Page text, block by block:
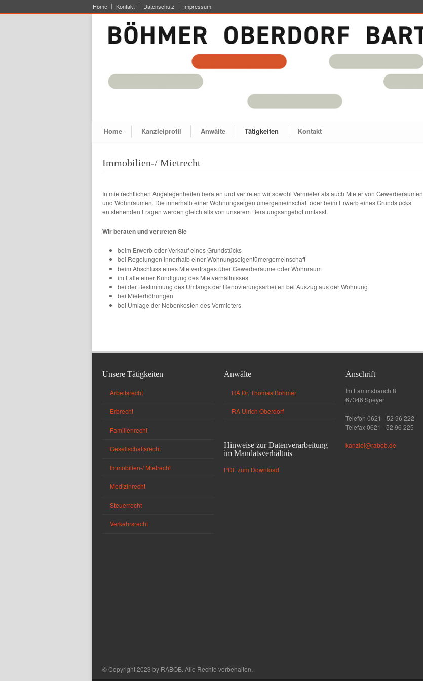
Home Kontakt Datenschutz Impressum
Home Kanzleiprofil Anwälte Tätigkeiten Kontakt
Immobilien-/ Mietrecht
In mietrechtlichen Angelegenheiten beraten und vertreten wir sowohl Vermieter als auch Mieter von Gewerberäumen
und Wohnräumen. Die innerhalb einer Wohnungseigentümergemeinschaft oder beim Erwerb eines Grundstücks
entstehenden Fragen werden gleichfalls von unserem Beratungsangebot umfasst.
Wir beraten und vertreten Sie
beim Erwerb oder Verkauf eines Grundstücks
bei Regelungen innerhalb einer Wohnungseigentümergemeinschaft
beim Abschluss eines Mietvertrages über Gewerberäume oder Wohnraum
im Falle einer Kündigung des Mietverhältnisses
bei der Bestimmung des Umfangs der Renovierungsarbeiten bei Auszug aus der Wohnung
bei Mieterhöhungen
bei Umlage der Nebenkosten des Vermieters
Unsere Tätigkeiten
Arbeitsrecht
Erbrecht
Familienrecht
Gesellschaftsrecht
Immobilien-/ Mietrecht
Medizinrecht
Steuerrecht
Verkehrsrecht
Anwälte
RA Dr. Thomas Böhmer
RA Ulrich Oberdorf
Hinweise zur Datenverarbeitung
im Mandatsverhältnis
PDF zum Download
Anschrift
Im Lammsbauch 8
67346 Speyer
Telefon 0621 - 52 96 222
Telefax 0621 - 52 96 225
kanzlei@rabob.de
© Copyright 2023 by RABOB. Alle Rechte vorbehalten.